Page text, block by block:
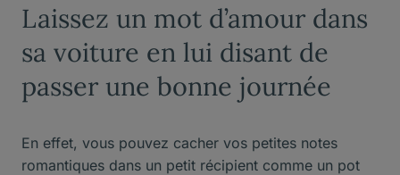
Laissez un mot d’amour dans
sa voiture en lui disant de
passer une bonne journée
En effet, vous pouvez cacher vos petites notes
romantiques dans un petit récipient comme un pot